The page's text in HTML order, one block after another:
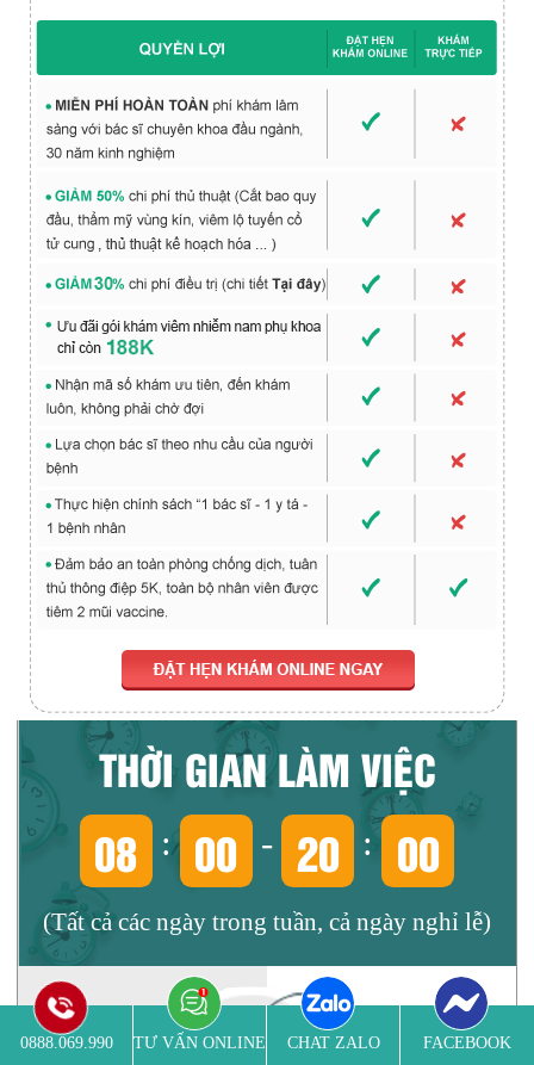
THỜI GIAN LÀM VIỆC
08 : 00 - 20 : 00
(Tất cả các ngày trong tuần, cả ngày nghỉ lễ)
0888.069.990 TƯ VẤN ONLINE CHAT ZALO FACEBOOK